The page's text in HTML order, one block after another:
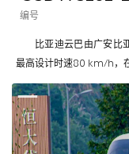
编号
比亚迪云巴由广安比
最高设计时速80 km/h，